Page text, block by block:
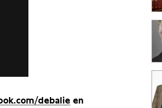
debalie en